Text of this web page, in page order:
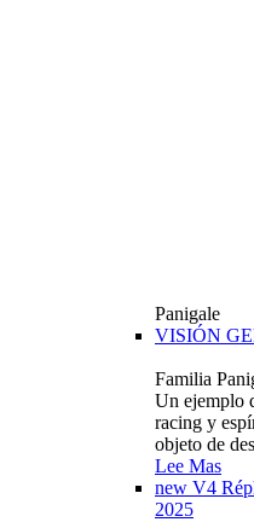
Panigale
VISIÓN
Familia
Un ejemplo
racing y
objeto de
Lee Mas
new V4
2025